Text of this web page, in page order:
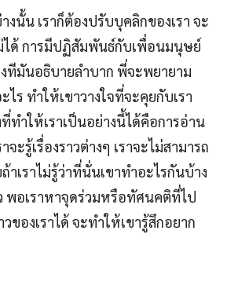
งนั้น เราก็ต้องปรับบุคลิกของเรา จะ
ได้ การมีปฏิสัมพันธ์กับเพื่อนมนุษย์
งทีมันอธิบายลำบาก พี่จะพยายาม
ไร ทำให้เขาวางใจที่จะคุยกับเรา
ทำให้เราเป็นอย่างนี้ได้คือการอ่าน
จะรู้เรื่องราวต่างๆ เราจะไม่สามารถ
เราไม่รู้ว่าที่นั่นเขาทำอะไรกันบ้าง
พอเราหาจุดร่วมหรือทัศนคติที่ไป
ของเราได้ จะทำให้เขารู้สึกอยาก